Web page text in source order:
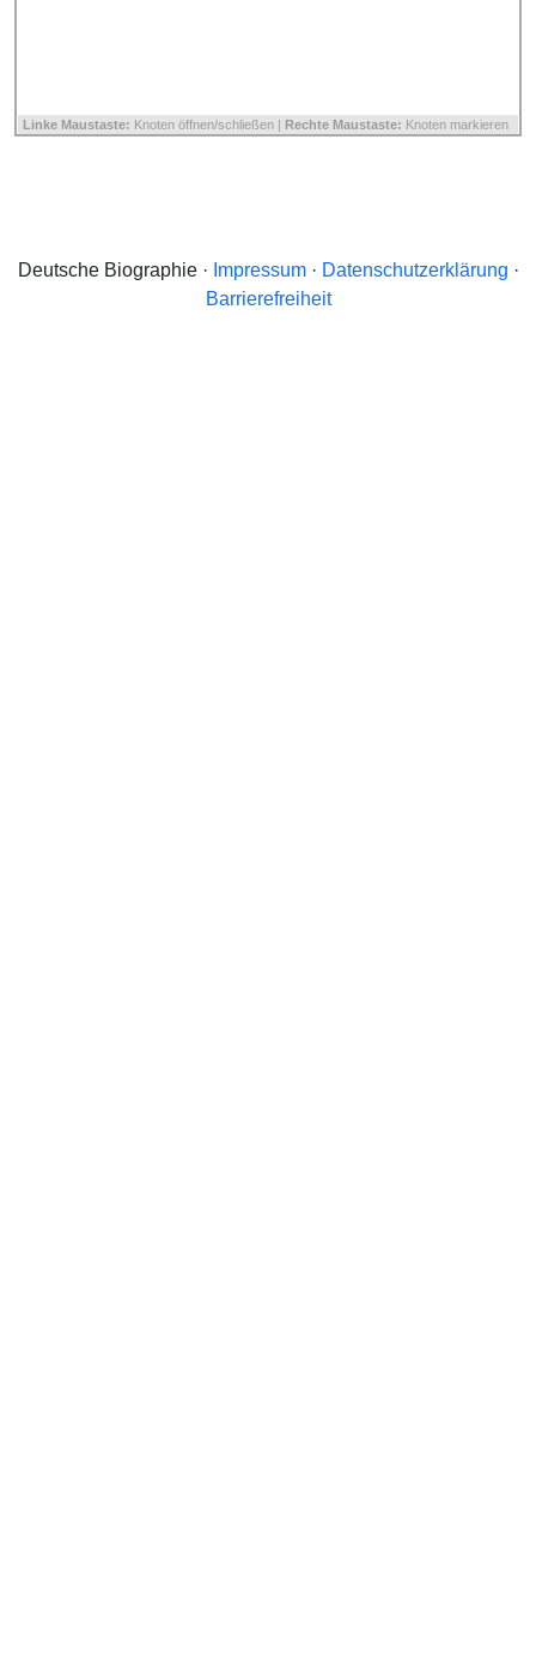
Linke Maustaste: Knoten öffnen/schließen | Rechte Maustaste: Knoten markieren
Deutsche Biographie · Impressum· Datenschutzerklärung ·
Barrierefreiheit